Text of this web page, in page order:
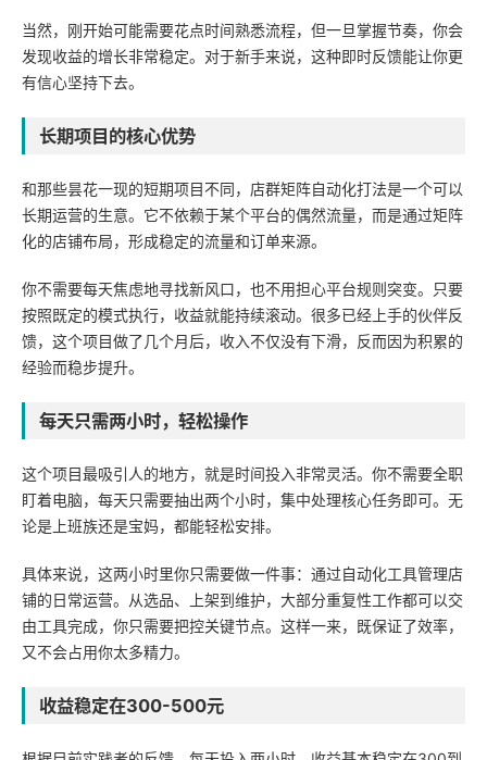
当然，刚开始可能需要花点时间熟悉流程，但一旦掌握节奏，你会
发现收益的增长非常稳定。对于新手来说，这种即时反馈能让你更
有信心坚持下去。
长期项目的核心优势
和那些昙花一现的短期项目不同，店群矩阵自动化打法是一个可以
长期运营的生意。它不依赖于某个平台的偶然流量，而是通过矩阵
化的店铺布局，形成稳定的流量和订单来源。
你不需要每天焦虑地寻找新风口，也不用担心平台规则突变。只要
按照既定的模式执行，收益就能持续滚动。很多已经上手的伙伴反
馈，这个项目做了几个月后，收入不仅没有下滑，反而因为积累的
经验而稳步提升。
每天只需两小时，轻松操作
这个项目最吸引人的地方，就是时间投入非常灵活。你不需要全职
盯着电脑，每天只需要抽出两个小时，集中处理核心任务即可。无
论是上班族还是宝妈，都能轻松安排。
具体来说，这两小时里你只需要做一件事：通过自动化工具管理店
铺的日常运营。从选品、上架到维护，大部分重复性工作都可以交
由工具完成，你只需要把控关键节点。这样一来，既保证了效率，
又不会占用你太多精力。
收益稳定在300-500元